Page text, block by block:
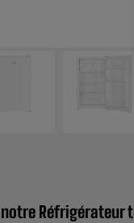
Réfrigérateur